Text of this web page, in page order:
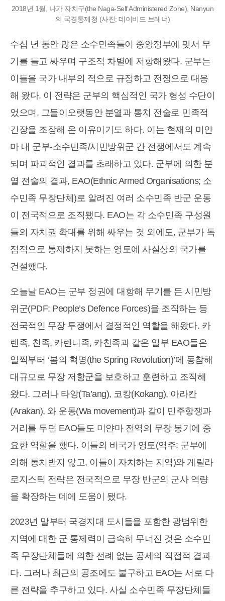
2018년 1월, 나가 자치구(the Naga-Self Administered Zone), Nanyun
의 국경통제청 (사진: 데이비드 브레너)
수십 년 동안 많은 소수민족들이 중앙정부에 맞서 무
기를 들고 싸우며 구조적 차별에 저항해왔다. 군부는
이들을 국가 내부의 적으로 규정하고 전쟁으로 대응
해 왔다. 이 전략은 군부의 핵심적인 국가 형성 수단이
었으며, 그들이오랫동안 분열과 통치 전술로 민족적
긴장을 조장해 온 이유이기도 하다. 이는 현재의 미얀
마 내 군부-소수민족/시민방위군 간 전쟁에서도 계속
되며 파괴적인 결과를 초래하고 있다. 군부에 의한 분
열 전술의 결과, EAO(Ethnic Armed Organisations; 소
수민족 무장단체)로 알려진 여러 소수민족 반군 운동
이 전국적으로 조직됐다. EAO는 각 소수민족 구성원
들의 자치권 확대를 위해 싸우는 것 외에도, 군부가 독
점적으로 통제하지 못하는 영토에 사실상의 국가를
건설했다.
오늘날 EAO는 군부 정권에 대항해 무기를 든 시민방
위군(PDF: People’s Defence Forces)을 조직하는 등
전국적인 무장 투쟁에서 결정적인 역할을 해왔다. 카
렌족, 친족, 카렌니족, 카친족과 같은 일부 EAO들은
일찍부터 ‘봄의 혁명(the Spring Revolution)’에 동참해
대규모로 무장 저항군을 보호하고 훈련하고 조직해
왔다. 그러나 타앙(Ta’ang), 코캉(Kokang), 아라칸
(Arakan), 와 운동(Wa movement)과 같이 민주항쟁과
거리를 두던 EAO들도 미얀마 전역의 무장 봉기에 중
요한 역할을 했다. 이들의 비국가 영토(역주: 군부에
의해 통치받지 않고, 이들이 자치하는 지역)와 게릴라
로지스틱 전략은 전국적으로 무장 반군의 군사 역량
을 확장하는 데에 도움이 됐다.
2023년 말부터 국경지대 도시들을 포함한 광범위한
지역에 대한 군 통제력이 급속히 무너진 것은 소수민
족 무장단체들에 의한 전례 없는 공세의 직접적 결과
다. 그러나 최근의 공조에도 불구하고 EAO는 서로 다
른 전략을 추구하고 있다. 사실 소수민족 무장단체들